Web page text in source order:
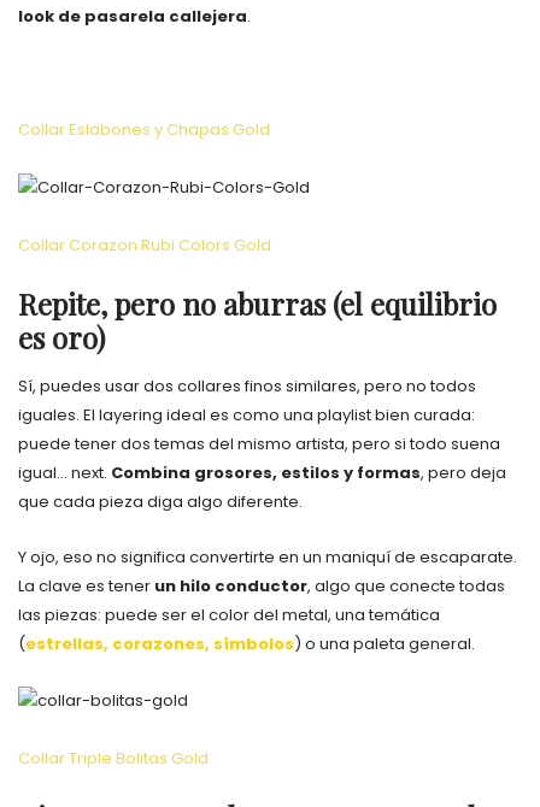
look de pasarela callejera.
Collar Eslabones y Chapas Gold
Collar Corazon Rubi Colors Gold
Repite, pero no aburras (el equilibrio
es oro)
Sí, puedes usar dos collares finos similares, pero no todos
iguales. El layering ideal es como una playlist bien curada:
puede tener dos temas del mismo artista, pero si todo suena
igual… next. Combina grosores, estilos y formas, pero deja
que cada pieza diga algo diferente.
Y ojo, eso no significa convertirte en un maniquí de escaparate.
La clave es tener un hilo conductor, algo que conecte todas
las piezas: puede ser el color del metal, una temática
(estrellas, corazones, símbolos) o una paleta general.
Collar Triple Bolitas Gold